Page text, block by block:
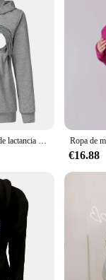
Sudadera con capucha de lactancia para mujer, ropa de maternidad de manga larga con bolsillo de canguro, 2024
€16.88